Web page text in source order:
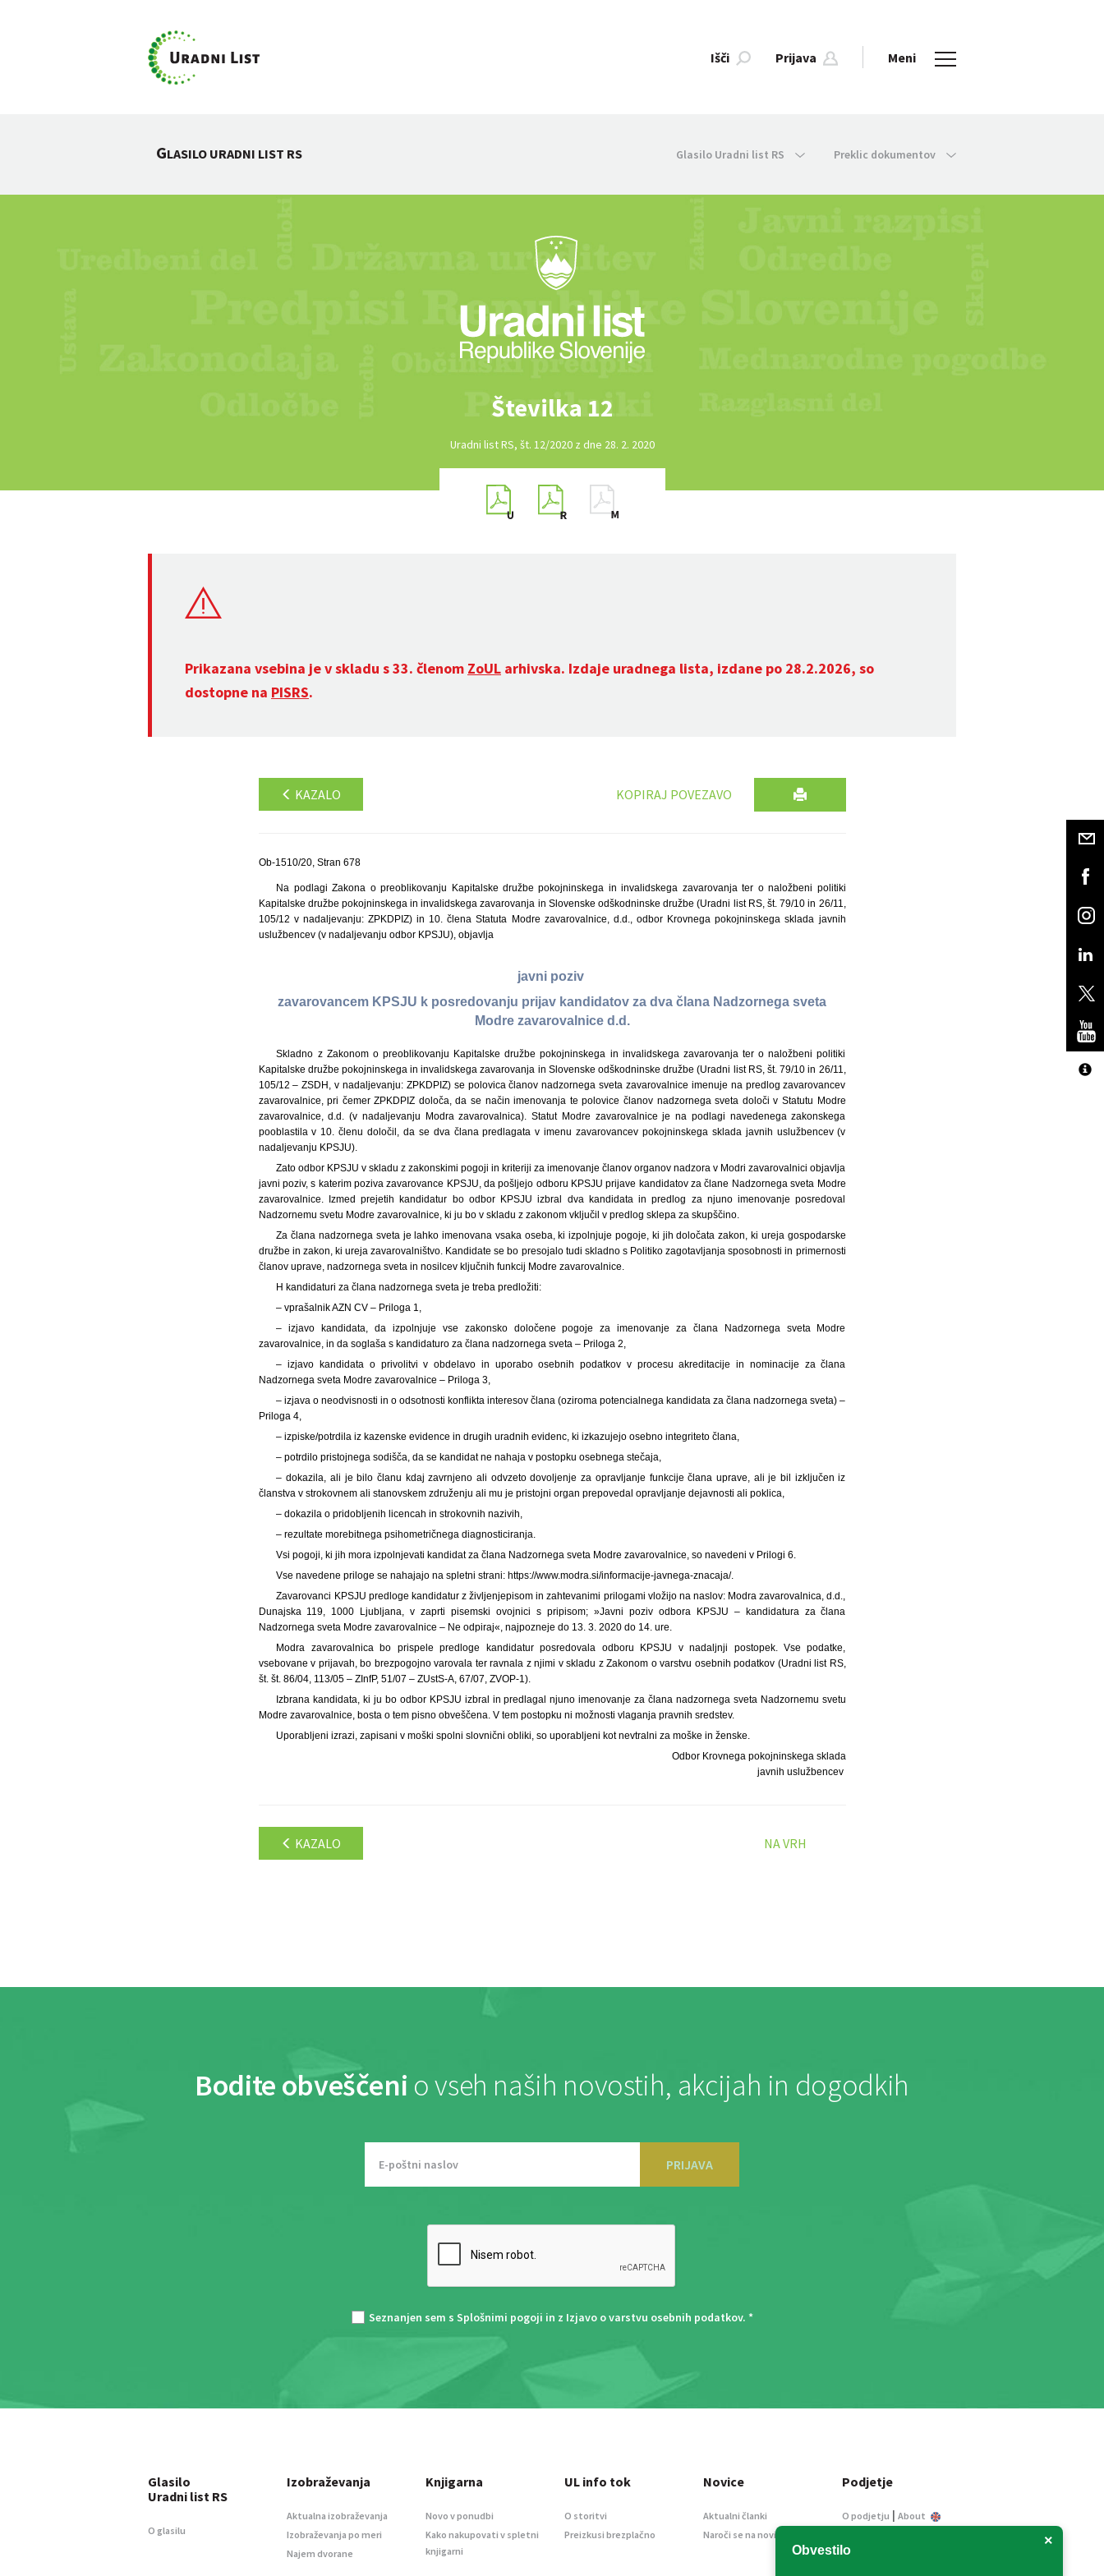
Išči Prijava Meni
GLASILO URADNI LIST RS Glasilo Uradni list RS Preklic dokumentov
Številka 12
Uradni list RS, št. 12/2020 z dne 28. 2. 2020
Prikazana vsebina je v skladu s 33. členom ZoUL arhivska. Izdaje uradnega lista, izdane po 28.2.2026, so
dostopne na PISRS.
KAZALO KOPIRAJ POVEZAVO
Ob-1510/20, Stran 678
Na podlagi Zakona o preoblikovanju Kapitalske družbe pokojninskega in invalidskega zavarovanja ter o naložbeni politiki
Kapitalske družbe pokojninskega in invalidskega zavarovanja in Slovenske odškodninske družbe (Uradni list RS, št. 79/10 in 26/11,
105/12 v nadaljevanju: ZPKDPIZ) in 10. člena Statuta Modre zavarovalnice, d.d., odbor Krovnega pokojninskega sklada javnih
uslužbencev (v nadaljevanju odbor KPSJU), objavlja
javni poziv
zavarovancem KPSJU k posredovanju prijav kandidatov za dva člana Nadzornega sveta
Modre zavarovalnice d.d.
Skladno z Zakonom o preoblikovanju Kapitalske družbe pokojninskega in invalidskega zavarovanja ter o naložbeni politiki
Kapitalske družbe pokojninskega in invalidskega zavarovanja in Slovenske odškodninske družbe (Uradni list RS, št. 79/10 in 26/11,
105/12 – ZSDH, v nadaljevanju: ZPKDPIZ) se polovica članov nadzornega sveta zavarovalnice imenuje na predlog zavarovancev
zavarovalnice, pri čemer ZPKDPIZ določa, da se način imenovanja te polovice članov nadzornega sveta določi v Statutu Modre
zavarovalnice, d.d. (v nadaljevanju Modra zavarovalnica). Statut Modre zavarovalnice je na podlagi navedenega zakonskega
pooblastila v 10. členu določil, da se dva člana predlagata v imenu zavarovancev pokojninskega sklada javnih uslužbencev (v
nadaljevanju KPSJU).
Zato odbor KPSJU v skladu z zakonskimi pogoji in kriteriji za imenovanje članov organov nadzora v Modri zavarovalnici objavlja
javni poziv, s katerim poziva zavarovance KPSJU, da pošljejo odboru KPSJU prijave kandidatov za člane Nadzornega sveta Modre
zavarovalnice. Izmed prejetih kandidatur bo odbor KPSJU izbral dva kandidata in predlog za njuno imenovanje posredoval
Nadzornemu svetu Modre zavarovalnice, ki ju bo v skladu z zakonom vključil v predlog sklepa za skupščino.
Za člana nadzornega sveta je lahko imenovana vsaka oseba, ki izpolnjuje pogoje, ki jih določata zakon, ki ureja gospodarske
družbe in zakon, ki ureja zavarovalništvo. Kandidate se bo presojalo tudi skladno s Politiko zagotavljanja sposobnosti in primernosti
članov uprave, nadzornega sveta in nosilcev ključnih funkcij Modre zavarovalnice.
H kandidaturi za člana nadzornega sveta je treba predložiti:
– vprašalnik AZN CV – Priloga 1,
– izjavo kandidata, da izpolnjuje vse zakonsko določene pogoje za imenovanje za člana Nadzornega sveta Modre
zavarovalnice, in da soglaša s kandidaturo za člana nadzornega sveta – Priloga 2,
– izjavo kandidata o privolitvi v obdelavo in uporabo osebnih podatkov v procesu akreditacije in nominacije za člana
Nadzornega sveta Modre zavarovalnice – Priloga 3,
– izjava o neodvisnosti in o odsotnosti konflikta interesov člana (oziroma potencialnega kandidata za člana nadzornega sveta) –
Priloga 4,
– izpiske/potrdila iz kazenske evidence in drugih uradnih evidenc, ki izkazujejo osebno integriteto člana,
– potrdilo pristojnega sodišča, da se kandidat ne nahaja v postopku osebnega stečaja,
– dokazila, ali je bilo članu kdaj zavrnjeno ali odvzeto dovoljenje za opravljanje funkcije člana uprave, ali je bil izključen iz
članstva v strokovnem ali stanovskem združenju ali mu je pristojni organ prepovedal opravljanje dejavnosti ali poklica,
– dokazila o pridobljenih licencah in strokovnih nazivih,
– rezultate morebitnega psihometričnega diagnosticiranja.
Vsi pogoji, ki jih mora izpolnjevati kandidat za člana Nadzornega sveta Modre zavarovalnice, so navedeni v Prilogi 6.
Vse navedene priloge se nahajajo na spletni strani: https://www.modra.si/informacije-javnega-znacaja/.
Zavarovanci KPSJU predloge kandidatur z življenjepisom in zahtevanimi prilogami vložijo na naslov: Modra zavarovalnica, d.d.,
Dunajska 119, 1000 Ljubljana, v zaprti pisemski ovojnici s pripisom; »Javni poziv odbora KPSJU – kandidatura za člana
Nadzornega sveta Modre zavarovalnice – Ne odpiraj«, najpozneje do 13. 3. 2020 do 14. ure.
Modra zavarovalnica bo prispele predloge kandidatur posredovala odboru KPSJU v nadaljnji postopek. Vse podatke,
vsebovane v prijavah, bo brezpogojno varovala ter ravnala z njimi v skladu z Zakonom o varstvu osebnih podatkov (Uradni list RS,
št. št. 86/04, 113/05 – ZInfP, 51/07 – ZUstS-A, 67/07, ZVOP-1).
Izbrana kandidata, ki ju bo odbor KPSJU izbral in predlagal njuno imenovanje za člana nadzornega sveta Nadzornemu svetu
Modre zavarovalnice, bosta o tem pisno obveščena. V tem postopku ni možnosti vlaganja pravnih sredstev.
Uporabljeni izrazi, zapisani v moški spolni slovnični obliki, so uporabljeni kot nevtralni za moške in ženske.
Odbor Krovnega pokojninskega sklada
javnih uslužbencev
KAZALO NA VRH
Bodite obveščeni o vseh naših novostih, akcijah in dogodkih
PRIJAVA
Seznanjen sem s Splošnimi pogoji in z Izjavo o varstvu osebnih podatkov. *
×
Obvestilo
Glasilo
Uradni list RS
O glasilu
Izobraževanja
Aktualna izobraževanja
Izobraževanja po meri
Najem dvorane
Knjigarna
Novo v ponudbi
Kako nakupovati v spletni
knjigarni
UL info tok
O storitvi
Preizkusi brezplačno
Novice
Aktualni članki
Naroči se na novice
Podjetje
O podjetju | About
Informacije javnega